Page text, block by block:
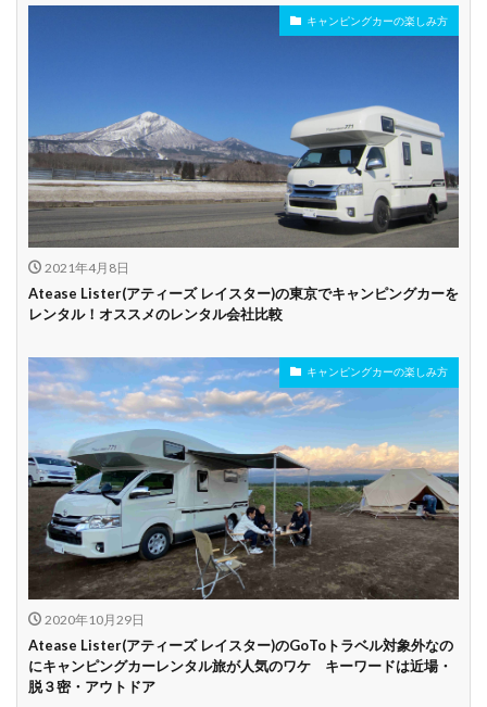
駅配車あり 多言語対応 年末年始営業
配車サービスあり
マイカー預かりあ
り
カード支払い可
ビジネス利用 カップル向き ファミリー向き
貸し出しオプショ
ン充実
新車多数あり
試乗プラン有り
キャンペーン開催
中
長期割引
学割 早割
キャンピングカーの楽しみ方
2021年4月8日
Atease Lister(アティーズ レイスター)の東京でキャンピングカーを
レンタル！オススメのレンタル会社比較
キャンピングカーの楽しみ方
2020年10月29日
Atease Lister(アティーズ レイスター)のGoToトラベル対象外なの
にキャンピングカーレンタル旅が人気のワケ キーワードは近場・
脱３密・アウトドア